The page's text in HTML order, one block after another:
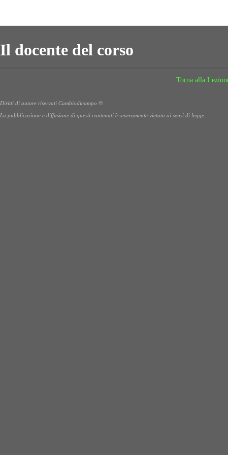
Il docente del corso
Torna alla
Diritti di autore riservati Cambiodicampo ©
La pubblicazione e diffusione di questi contenuti è severamente vietata ai sensi di legge.